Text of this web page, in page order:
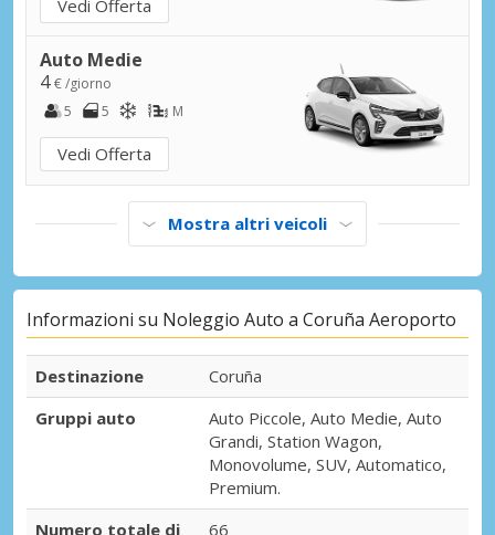
Vedi Offerta
Auto Medie
4€ /giorno
5
5 M
Vedi Offerta
Mostra altri veicoli
Informazioni su Noleggio Auto a Coruña Aeroporto
Destinazione
Coruña
Gruppi auto
Auto Piccole, Auto Medie, Auto
Grandi, Station Wagon,
Monovolume, SUV, Automatico,
Premium.
Numero totale di
66